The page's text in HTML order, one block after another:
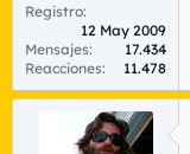
Registro
12 May 2009
Mensajes
17.434
Reacciones
11.478